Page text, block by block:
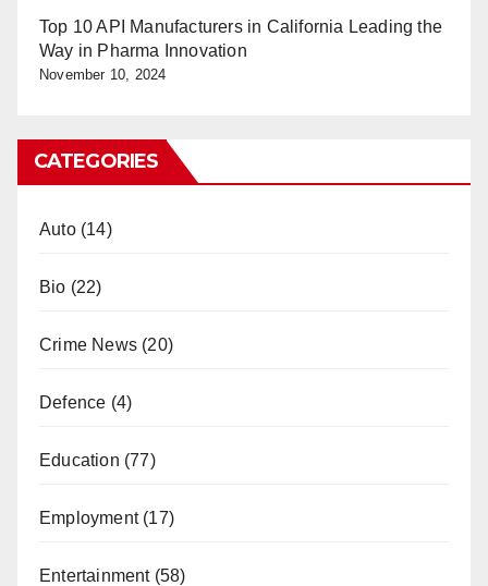
Top 10 API Manufacturers in California Leading the
Way in Pharma Innovation
November 10, 2024
CATEGORIES
Auto(14)
Bio (22)
Crime News (20)
Defence (4)
Education (77)
Employment(17)
Entertainment(58)